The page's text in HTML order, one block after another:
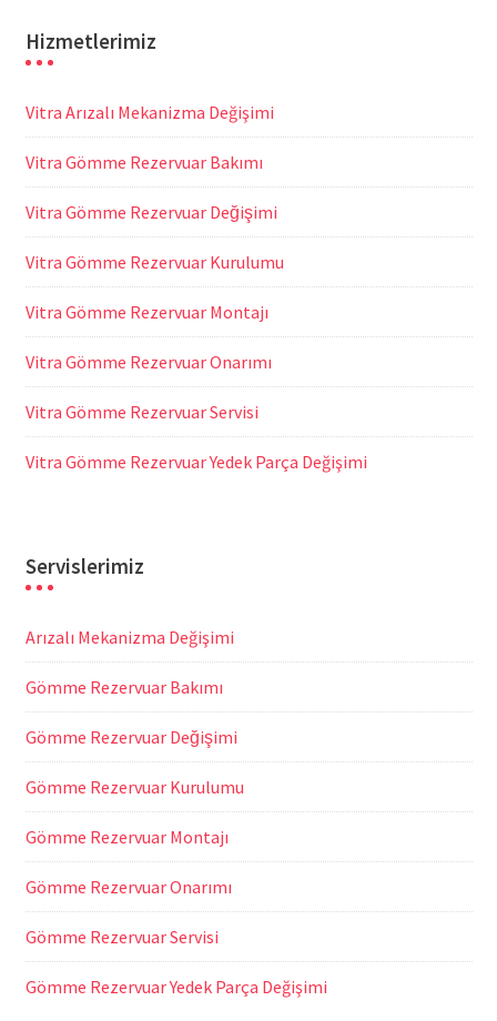
Hizmetlerimiz
Vitra Arızalı Mekanizma Değişimi
Vitra Gömme Rezervuar Bakımı
Vitra Gömme Rezervuar Değişimi
Vitra Gömme Rezervuar Kurulumu
Vitra Gömme Rezervuar Montajı
Vitra Gömme Rezervuar Onarımı
Vitra Gömme Rezervuar Servisi
Vitra Gömme Rezervuar Yedek Parça Değişimi
Servislerimiz
Arızalı Mekanizma Değişimi
Gömme Rezervuar Bakımı
Gömme Rezervuar Değişimi
Gömme Rezervuar Kurulumu
Gömme Rezervuar Montajı
Gömme Rezervuar Onarımı
Gömme Rezervuar Servisi
Gömme Rezervuar Yedek Parça Değişimi